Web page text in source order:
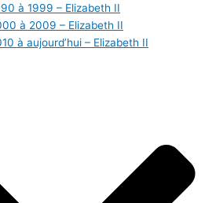
à 1999 – Elizabeth II
à 2009 – Elizabeth II
à aujourd’hui – Elizabeth II